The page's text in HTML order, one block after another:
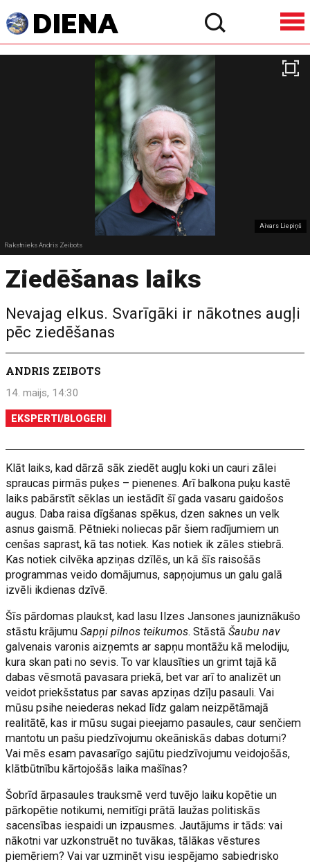
Aivars Liepiņš
Rakstnieks Andris Zeibots
Ziedēšanas laiks
Nevajag elkus. Svarīgāki ir nākotnes augļi
pēc ziedēšanas
ANDRIS ZEIBOTS
14. maijs, 14:30
EKSPERTI/BLOGERI
Klāt laiks, kad dārzā sāk ziedēt augļu koki un cauri zālei
spraucas pirmās puķes – pienenes. Arī balkona puķu kastē
laiks pabārstīt sēklas un iestādīt šī gada vasaru gaidošos
augus. Daba raisa dīgšanas spēkus, dzen saknes un velk
asnus gaismā. Pētnieki noliecas pār šiem radījumiem un
cenšas saprast, kā tas notiek. Kas notiek ik zāles stiebrā.
Kas notiek cilvēka apziņas dzīlēs, un kā šīs raisošās
programmas veido domājumus, sapņojumus un galu galā
izvēli ikdienas dzīvē.
Šīs pārdomas plaukst, kad lasu Ilzes Jansones jauniznākušo
stāstu krājumuSapņi pilnos teikumos. StāstāŠaubu nav
galvenais varonis aizņemts ar sapņu montāžu kā melodiju,
kura skan pati no sevis. To var klausīties un grimt tajā kā
dabas vēsmotā pavasara priekā, bet var arī to analizēt un
veidot priekšstatus par savas apziņas dzīļu pasauli. Vai
mūsu psihe neiederas nekad līdz galam neizpētāmajā
realitātē, kas ir mūsu sugai pieejamo pasaules, caur senčiem
mantotu un pašu piedzīvojumu okeāniskās dabas dotumi?
Vai mēs esam pavasarīgo sajūtu piedzīvojumu veidojošās,
klātbūtnību kārtojošās laika mašīnas?
Šobrīd ārpasaules trauksmē verd tuvējo laiku kopētie un
pārkopētie notikumi, nemitīgi prātā laužas politiskās
sacensības iespaidi un izpausmes. Jautājums ir tāds: vai
nākotni var uzkonstruēt no tuvākas, tālākas vēstures
piemēriem? Vai var uzminēt visu iespējamo sabiedrisko